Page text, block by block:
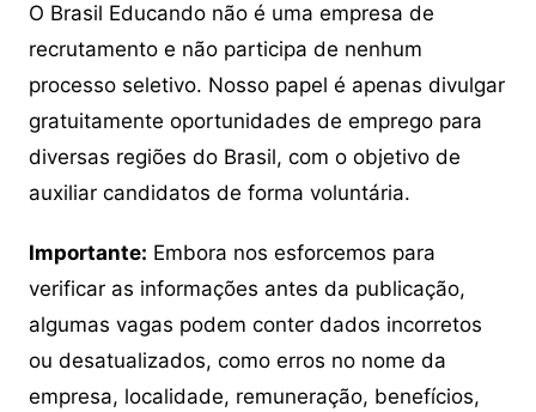
O Brasil Educando não é uma empresa de
recrutamento e não participa de nenhum
processo seletivo. Nosso papel é apenas divulgar
gratuitamente oportunidades de emprego para
diversas regiões do Brasil, com o objetivo de
auxiliar candidatos de forma voluntária.
Importante: Embora nos esforcemos para
verificar as informações antes da publicação,
algumas vagas podem conter dados incorretos
ou desatualizados, como erros no nome da
empresa, localidade, remuneração, benefícios,